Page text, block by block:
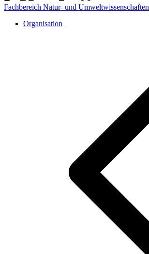
Fachbereich Natur- und Umweltwissenschaften
Organisation